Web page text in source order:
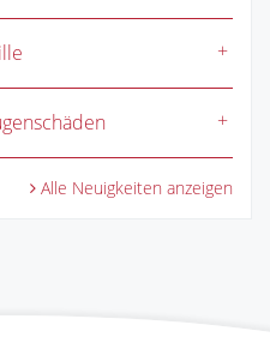
Alle Neuigkeiten anzeigen